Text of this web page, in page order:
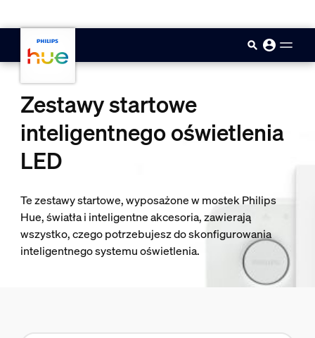
Zestawy startowe
inteligentnego oświetlenia
LED
Te zestawy startowe, wyposażone w mostek Philips
Hue, światła i inteligentne akcesoria, zawierają
wszystko, czego potrzebujesz do skonfigurowania
inteligentnego systemu oświetlenia.